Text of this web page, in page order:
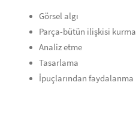
Görsel algı
Parça-bütün ilişkisi kurma
Analiz etme
Tasarlama
İpuçlarından faydalanma